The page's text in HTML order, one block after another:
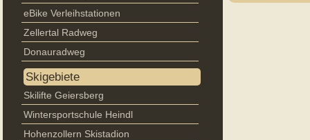
eBike Verleihstationen
Zellertal Radweg
Donauradweg
Skigebiete
Skilifte Geiersberg
Wintersportschule Heindl
Hohenzollern Skistadion